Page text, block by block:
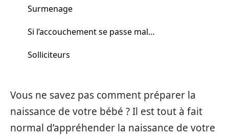
Surmenage
Si l’accouchement se passe mal…
Solliciteurs
Vous ne savez pas comment préparer la
naissance de votre bébé ? Il est tout à fait
normal d’appréhender la naissance de votre